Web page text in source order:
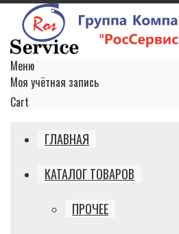
Меню
Моя учётная запись
Cart
ГЛАВНАЯ
КАТАЛОГ ТОВАРОВ
ПРОЧЕЕ